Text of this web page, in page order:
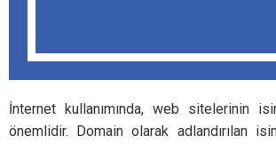
İnternet kullanımında, web sitelerinin
önemlidir. Domain olarak adlandırılan